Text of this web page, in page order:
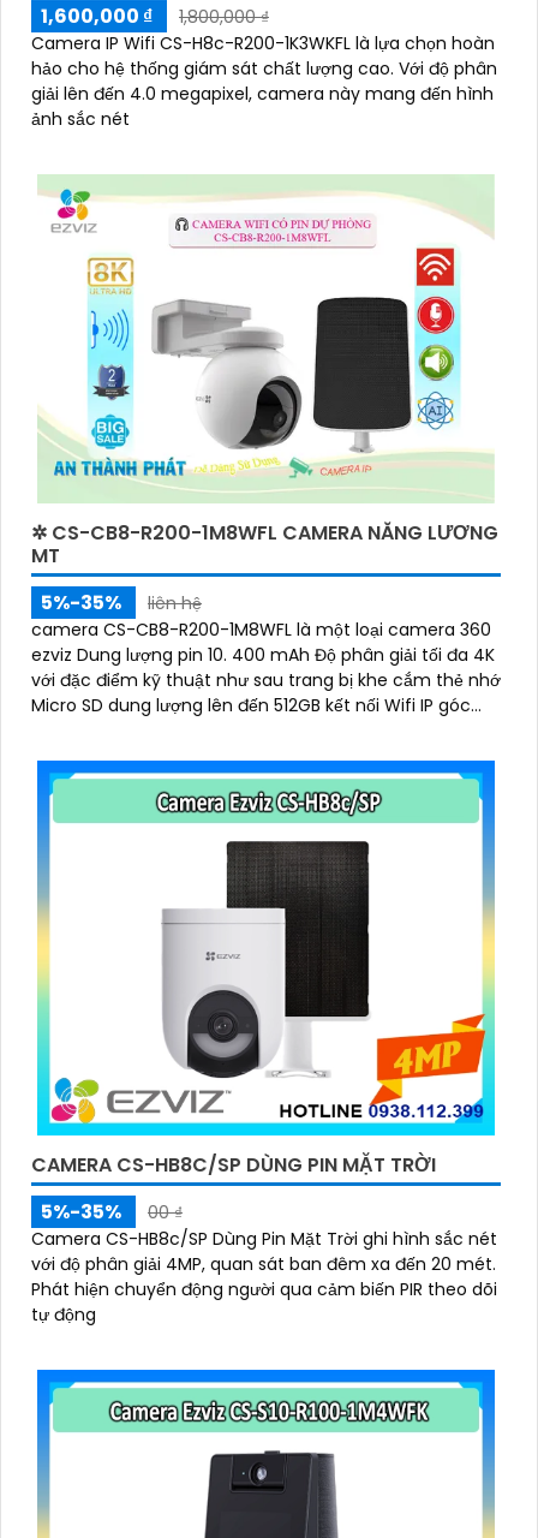
1,600,000 ₫
1,800,000 ₫
Camera IP Wifi CS-H8c-R200-1K3WKFL là lựa chọn hoàn
hảo cho hệ thống giám sát chất lượng cao. Với độ phân
giải lên đến 4.0 megapixel, camera này mang đến hình
ảnh sắc nét
✲ CS-CB8-R200-1M8WFL CAMERA NĂNG LƯƠNG
MT
5%-35%
liên hệ
camera CS-CB8-R200-1M8WFL là một loại camera 360
ezviz Dung lượng pin 10. 400 mAh Độ phân giải tối đa 4K
với đặc điểm kỹ thuật như sau trang bị khe cắm thẻ nhớ
Micro SD dung lượng lên đến 512GB kết nối Wifi IP góc
CAMERA CS-HB8C/SP DÙNG PIN MẶT TRỜI
5%-35%
00 ₫
Camera CS-HB8c/SP Dùng Pin Mặt Trời ghi hình sắc nét
với độ phân giải 4MP, quan sát ban đêm xa đến 20 mét.
Phát hiện chuyển động người qua cảm biến PIR theo dõi
tự động